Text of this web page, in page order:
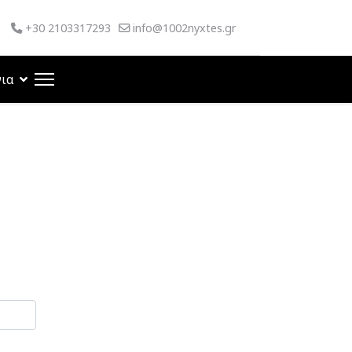
+30 2103317293 info@1002nyxtes.gr